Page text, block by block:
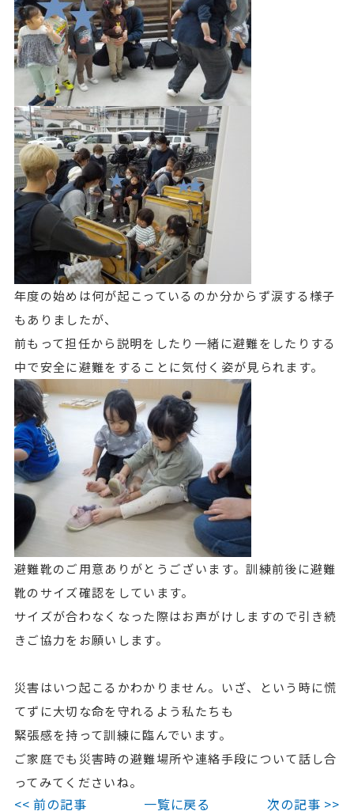
年度の始めは何が起こっているのか分からず涙する様子
もありましたが、
前もって担任から説明をしたり一緒に避難をしたりする
中で安全に避難をすることに気付く姿が見られます。
避難靴のご用意ありがとうございます。訓練前後に避難
靴のサイズ確認をしています。
サイズが合わなくなった際はお声がけしますので引き続
きご協力をお願いします。
災害はいつ起こるかわかりません。いざ、という時に慌
てずに大切な命を守れるよう私たちも
緊張感を持って訓練に臨んでいます。
ご家庭でも災害時の避難場所や連絡手段について話し合
ってみてくださいね。
<< 前の記事 一覧に戻る 次の記事 >>